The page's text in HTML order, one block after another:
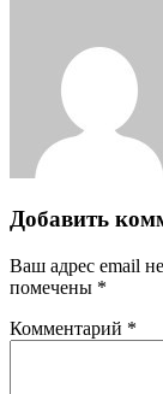
Добавить
Ваш адрес email
помечены *
Комментарий *